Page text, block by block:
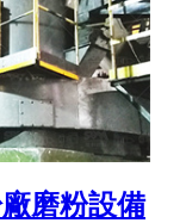
磨粉設備